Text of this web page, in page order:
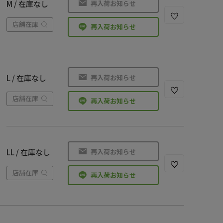
M / 在庫なし
店舗在庫
再入荷お知らせ
再入荷お知らせ
L / 在庫なし
店舗在庫
再入荷お知らせ
再入荷お知らせ
LL / 在庫なし
店舗在庫
再入荷お知らせ
再入荷お知らせ